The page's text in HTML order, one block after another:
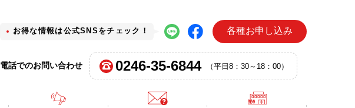
お得な情報は公式SNSをチェック！ 各種お申し込み
電話でのお問い合わせ 0246-35-6844 （平日8：30～18：00）